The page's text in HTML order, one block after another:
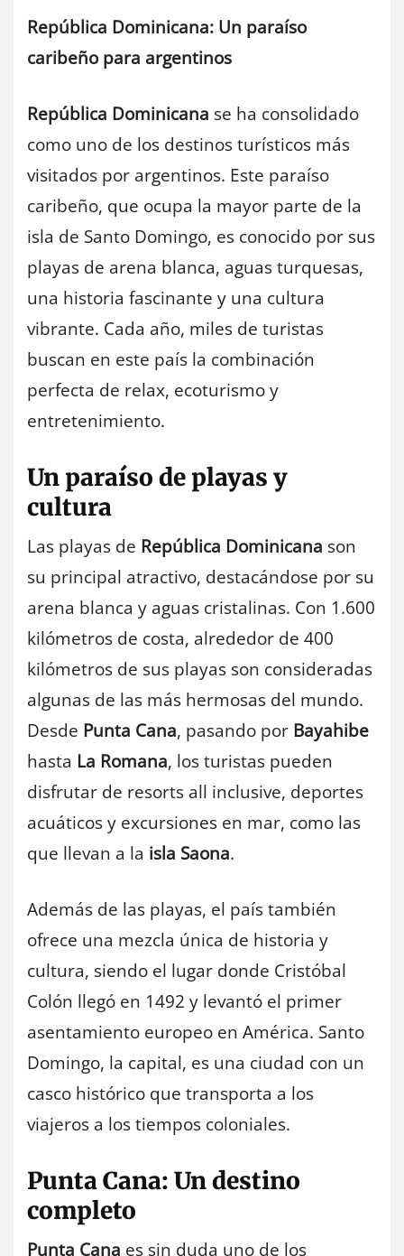
República Dominicana: Un paraíso
caribeño para argentinos
República Dominicana se ha consolidado
como uno de los destinos turísticos más
visitados por argentinos. Este paraíso
caribeño, que ocupa la mayor parte de la
isla de Santo Domingo, es conocido por sus
playas de arena blanca, aguas turquesas,
una historia fascinante y una cultura
vibrante. Cada año, miles de turistas
buscan en este país la combinación
perfecta de relax, ecoturismo y
entretenimiento.
Un paraíso de playas y
cultura
Las playas de República Dominicana son
su principal atractivo, destacándose por su
arena blanca y aguas cristalinas. Con 1.600
kilómetros de costa, alrededor de 400
kilómetros de sus playas son consideradas
algunas de las más hermosas del mundo.
Desde Punta Cana, pasando por Bayahibe
hasta La Romana, los turistas pueden
disfrutar de resorts all inclusive, deportes
acuáticos y excursiones en mar, como las
que llevan a la isla Saona.
Además de las playas, el país también
ofrece una mezcla única de historia y
cultura, siendo el lugar donde Cristóbal
Colón llegó en 1492 y levantó el primer
asentamiento europeo en América. Santo
Domingo, la capital, es una ciudad con un
casco histórico que transporta a los
viajeros a los tiempos coloniales.
Punta Cana: Un destino
completo
Punta Cana es sin duda uno de los